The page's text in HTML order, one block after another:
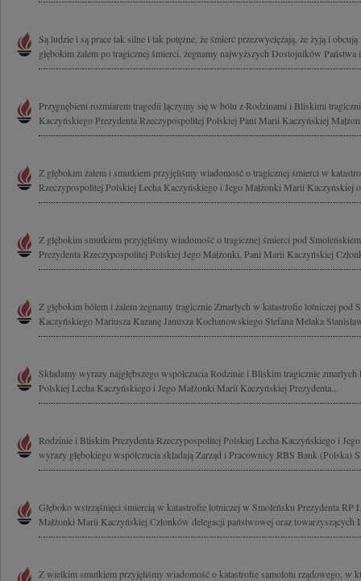
Są ludzie i są prace tak silne i tak potężne, że śmierć przezwyciężają, że żyją i
głębokim żalem po tragicznej śmierci, żegnamy najwyższych Dostojników Państwa
Przygnębieni rozmiarem tragedii łączymy się w bólu z Rodzinami i Bliskimi
Kaczyńskiego Prezydenta Rzeczypospolitej Polskiej Pani Marii Kaczyńskiej
Z głębokim żalem i smutkiem przyjęliśmy wiadomość o tragicznej śmierci w
Rzeczypospolitej Polskiej Lecha Kaczyńskiego i Jego Małżonki Marii Kaczyńskiej
Z głębokim smutkiem przyjęliśmy wiadomość o tragicznej śmierci pod
Prezydenta Rzeczypospolitej Polskiej Jego Małżonki, Pani Marii Kaczyńskiej
Z głębokim bólem i żalem żegnamy tragicznie Zmarłych w katastrofie lotniczej pod
Kaczyńskiego Mariusza Kazanę Janusza Kochanowskiego Stefana Melaka
Składamy wyrazy najgłębszego współczucia Rodzinie i Bliskim tragicznie
Polskiej Lecha Kaczyńskiego i Jego Małżonki Marii Kaczyńskiej Prezydenta...
Rodzinie i Bliskim Prezydenta Rzeczypospolitej Polskiej Lecha Kaczyńskiego i
wyrazy głębokiego współczucia składają Zarząd i Pracownicy RBS Bank (Polska)
Głęboko wstrząśnięci śmiercią w katastrofie lotniczej w Smoleńsku Prezydenta RP
Małżonki Marii Kaczyńskiej Członków delegacji państwowej oraz towarzyszących
Z wielkim smutkiem przyjęliśmy wiadomość o katastrofie samolotu rządowego, w